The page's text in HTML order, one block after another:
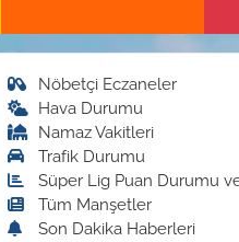
Nöbetçi Eczaneler
Hava Durumu
Namaz Vakitleri
Trafik Durumu
Süper Lig Puan Durumu
Tüm Manşetler
Son Dakika Haberleri